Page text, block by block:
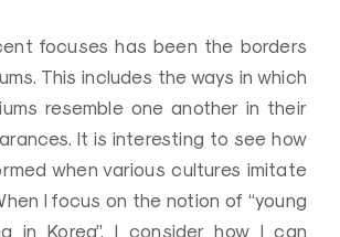
focuses has been the borders
This includes the ways in which
resemble one another in their
It is interesting to see how
when various cultures imitate
I focus on the notion of “young
in Korea”,I consider how I can